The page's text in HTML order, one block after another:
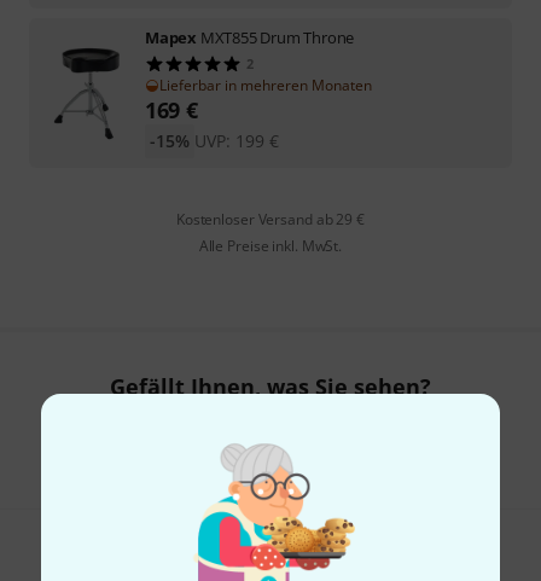
Mapex MXT855 Drum Throne
2
Lieferbar in mehreren Monaten
169 €
UVP: 199 €
-15%
Kostenloser Versand ab 29 €
Alle Preise inkl. MwSt.
Gefällt Ihnen, was Sie sehen?
Hilfe & Feedback